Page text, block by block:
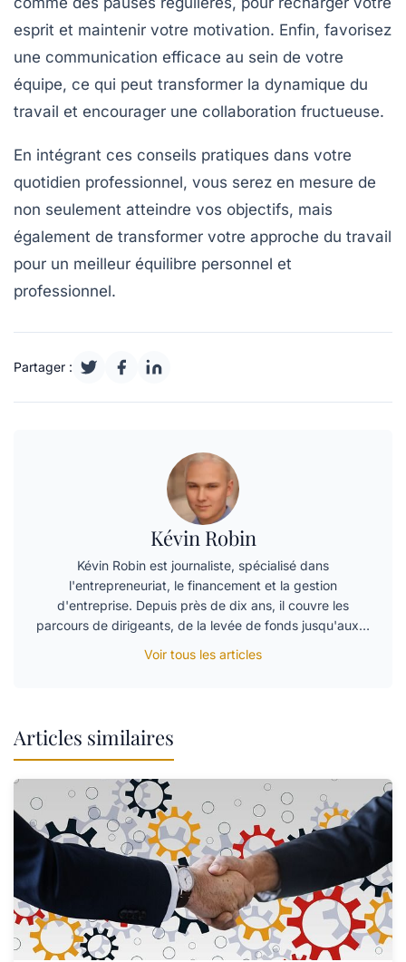
esprit et maintenir votre motivation. Enfin, favorisez
une communication efficace au sein de votre
équipe, ce qui peut transformer la dynamique du
travail et encourager une collaboration fructueuse.
En intégrant ces conseils pratiques dans votre
quotidien professionnel, vous serez en mesure de
non seulement atteindre vos objectifs, mais
également de transformer votre approche du travail
pour un meilleur équilibre personnel et
professionnel.
Partager :
Kévin Robin
Kévin Robin est journaliste, spécialisé dans
l'entrepreneuriat, le financement et la gestion
d'entreprise. Depuis près de dix ans, il couvre les
parcours de dirigeants, de la levée de fonds jusqu'aux…
Voir tous les articles
Articles similaires